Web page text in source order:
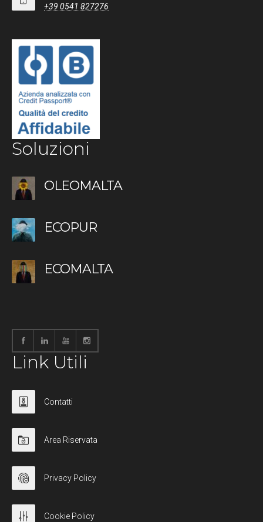
+39 0541 827276
Soluzioni
OLEOMALTA
ECOPUR
ECOMALTA
Link Utili
Contatti
Area Riservata
Privacy Policy
Cookie Policy